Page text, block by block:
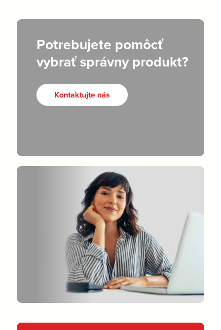
Potrebujete pomôcť
vybrať správny produkt?
Kontaktujte nás